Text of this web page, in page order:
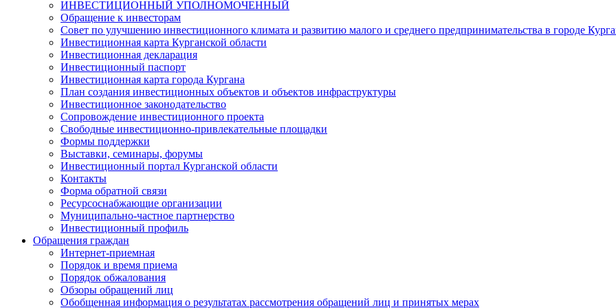
ИНВЕСТИЦИОННЫЙ УПОЛНОМОЧЕННЫЙ
Обращение к инвесторам
Совет по улучшению инвестиционного климата и развитию малого и среднего предпринимательства в городе
Инвестиционная карта Курганской области
Инвестиционная декларация
Инвестиционный паспорт
Инвестиционная карта города Кургана
План создания инвестиционных объектов и объектов инфраструктуры
Инвестиционное законодательство
Сопровождение инвестиционного проекта
Свободные инвестиционно-привлекательные площадки
Формы поддержки
Выставки, семинары, форумы
Инвестиционный портал Курганской области
Контакты
Форма обратной связи
Ресурсоснабжающие организации
Муниципально-частное партнерство
Инвестиционный профиль
Обращения граждан
Интернет-приемная
Порядок и время приема
Порядок обжалования
Обзоры обращений лиц
Обобщенная информация о результатах рассмотрения обращений лиц и принятых мерах